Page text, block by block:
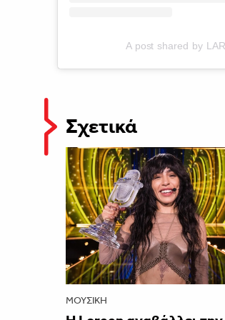
A post shared by
Σχετικά
ΜΟΥΣΙΚΉ